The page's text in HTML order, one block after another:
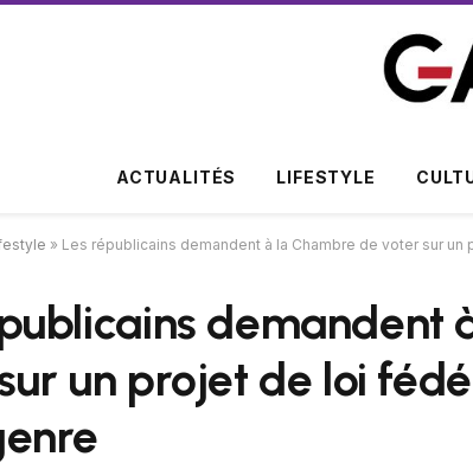
ACTUALITÉS LIFESTYLE
» Les républicains demandent à la Chambre de voter sur
demandent
un projet de loi